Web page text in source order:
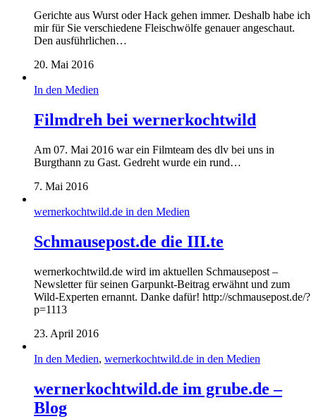
Gerichte aus Wurst oder Hack gehen immer. Deshalb habe ich
mir für Sie verschiedene Fleischwölfe genauer angeschaut.
Den ausführlichen…
20. Mai 2016
In den Medien
Filmdreh bei wernerkochtwild
Am 07. Mai 2016 war ein Filmteam des dlv bei uns in
Burgthann zu Gast. Gedreht wurde ein rund…
7. Mai 2016
wernerkochtwild.de in den Medien
Schmausepost.de die III.te
wernerkochtwild.de wird im aktuellen Schmausepost –
Newsletter für seinen Garpunkt-Beitrag erwähnt und zum
Wild-Experten ernannt. Danke dafür! http://schmausepost.de/?
p=1113
23. April 2016
In den Medien, wernerkochtwild.de in den Medien
wernerkochtwild.de im grube.de –
Blog